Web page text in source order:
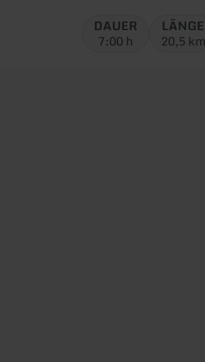
DAUER
7:00 h
LÄNGE
20,5 km